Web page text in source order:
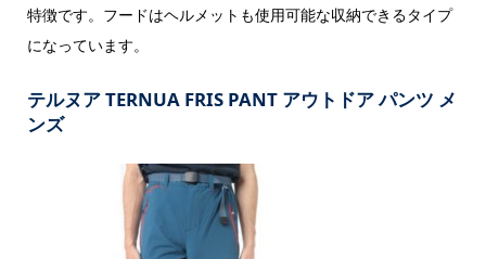
特徴です。フードはヘルメットも使用可能な収納できるタイプ
になっています。
テルヌア TERNUA FRIS PANT アウトドア パンツ メ
ンズ